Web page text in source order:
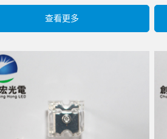
查看更多